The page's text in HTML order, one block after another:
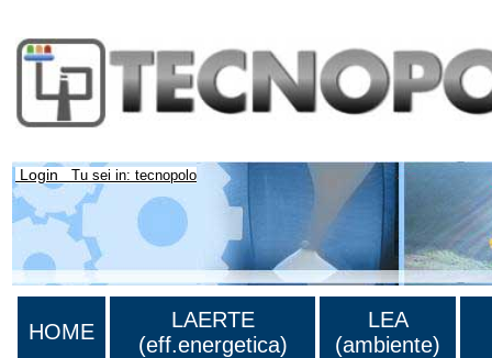
Login Tu sei in: tecnopolo
HOME
LAERTE
(eff.energetica)
LEA
(ambiente)